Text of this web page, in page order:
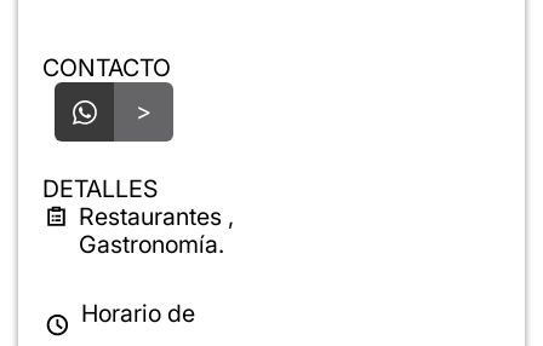
CONTACTO
>
DETALLES
Restaurantes ,
Gastronomía.
Horario de